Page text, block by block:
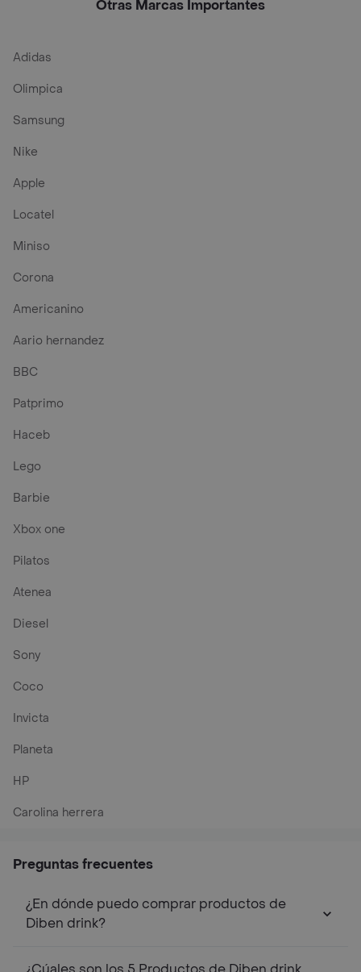
Otras Marcas Importantes
Adidas
Olimpica
Samsung
Nike
Apple
Locatel
Miniso
Corona
Americanino
Aario hernandez
BBC
Patprimo
Haceb
Lego
Barbie
Xbox one
Pilatos
Atenea
Diesel
Sony
Coco
Invicta
Planeta
HP
Carolina herrera
Preguntas frecuentes
¿En dónde puedo comprar productos de
Diben drink?